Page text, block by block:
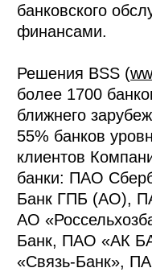
банковского
финансами.
Решения BSS (
более 1700
ближнего
55% банков
клиентов
банки: ПАО
Банк ГПБ (АО),
АО
Банк, ПАО «АК
«Связь-Банк»,